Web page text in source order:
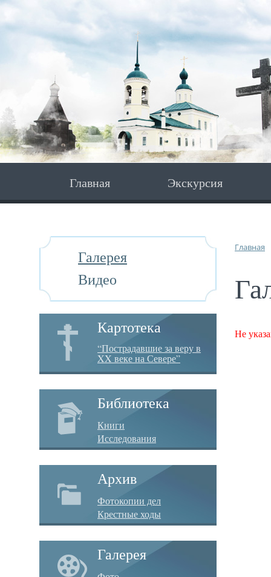
Главная Экскурсия
Галерея
Видео
Картотека
“Пострадавшие за веру в
XX веке на Севере”
Библиотека
Книги
Исследования
Архив
Фотокопии дел
Крестные ходы
Галерея
Главная
Не